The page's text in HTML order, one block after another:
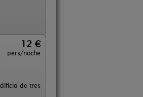
12 €
pers/noche
de tres